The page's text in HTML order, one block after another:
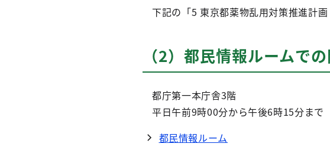
下記の「5 東京都薬物乱用対策推進計
（2）都民情報ルームで
都庁第一本庁舎3階
平日午前9時00分から午後6時15分まで
都民情報ルーム